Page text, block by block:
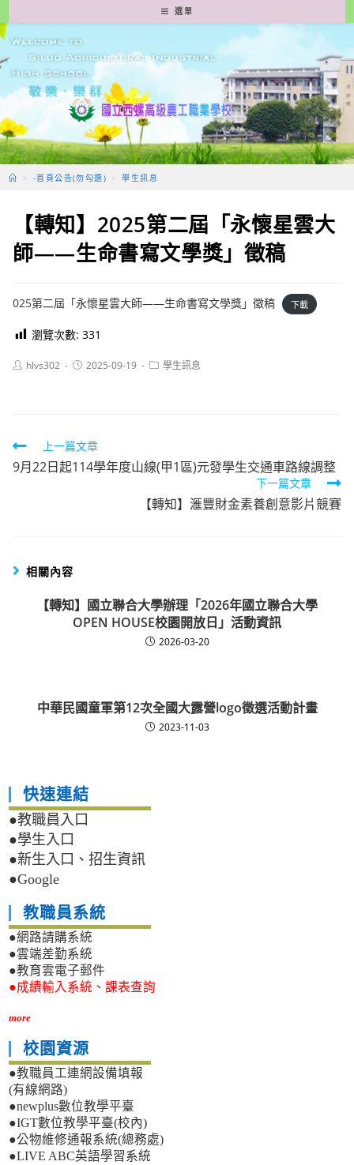
轉
至
要
容
選單
> -首頁公告(勿勾選) > 學生訊息
【轉知】2025第二屆「永懷星雲大
師——生命書寫文學獎」徵稿
025第二屆「永懷星雲大師——生命書寫文學獎」徵稿 下載
瀏覽次數: 331
Posthlvs302
Post2025-09-19
Post學生訊息
Read
more
上一篇文章
9月22日起114學年度山線(甲1區)元發學生交通車路線調整
下一篇文章
【轉知】滙豐財金素養創意影片競賽
相關內容
【轉知】國立聯合大學辦理「2026年國立聯合大學
OPEN HOUSE校園開放日」活動資訊
2026-03-20
中華民國童軍第12次全國大露營logo徵選活動計畫
2023-11-03
快速連結
●教職員入口
●學生入口
●新生入口、招生資訊
●Google
教職員系統
●網路請購系統
●雲端差勤系統
●教育雲電子郵件
●成績輸入系統、課表查詢
more
校園資源
●教職員工連網設備填報
(有線網路)
●newplus數位教學平臺
●IGT數位教學平臺(校內)
●公物維修通報系統(總務處)
●LIVE ABC英語學習系統